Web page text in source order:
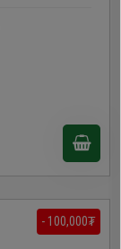
- 100,000₮